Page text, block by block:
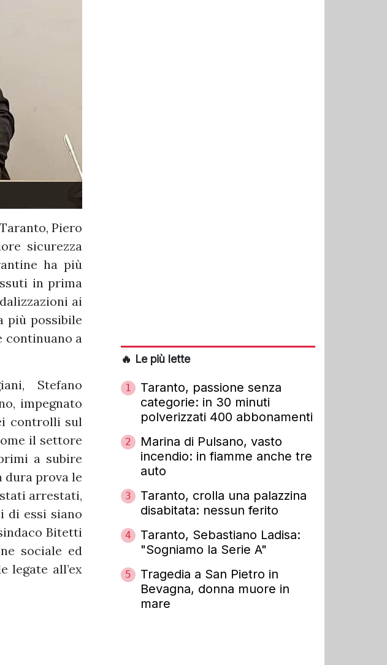
Piero
sicurezza
ha più
in prima
ai
più possibile
continuano a
Stefano
impegnato
controlli sul
il settore
a subire
dura prova le
arrestati,
di essi siano
Bitetti
sociale ed
legate all’ex
🔥 Le più lette
1
Taranto, passione senza
categorie: in 30 minuti
polverizzati 400 abbonamenti
2
Marina di Pulsano, vasto
incendio: in fiamme anche tre
auto
3
Taranto, crolla una palazzina
disabitata: nessun ferito
4
Taranto, Sebastiano Ladisa:
"Sogniamo la Serie A"
5
Tragedia a San Pietro in
Bevagna, donna muore in
mare